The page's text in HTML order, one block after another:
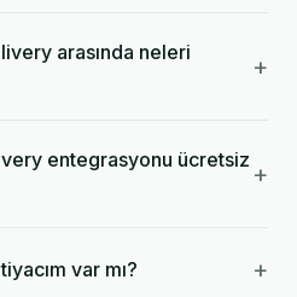
arasında neleri
+
entegrasyonu ücretsiz +
var mı? +